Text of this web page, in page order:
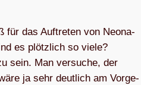
für das Auf­tre­ten von Neo­na­
es plötz­lich so viele?
sein. Man ver­su­che, der
ja sehr deut­lich am Vor­ge­